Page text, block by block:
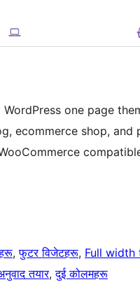
one page
ecommerce shop,
, फुटर विजेटहरू, Full width
तयार, दुई कोलमहरू